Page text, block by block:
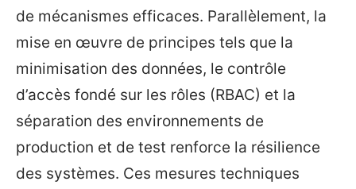
de mécanismes efficaces. Parallèlement, la
mise en œuvre de principes tels que la
minimisation des données, le contrôle
d’accès fondé sur les rôles (RBAC) et la
séparation des environnements de
production et de test renforce la résilience
des systèmes. Ces mesures techniques